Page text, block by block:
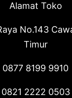
Alamat Toko
No.143
Timur
0877 8199 9910
0821 2222 0503